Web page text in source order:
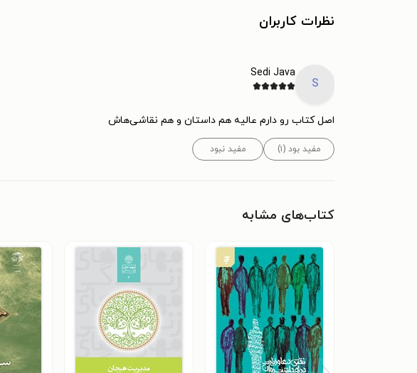
نظرات کاربران
S
Sedi Java
اصل کتاب رو دارم عالیه هم داستان و هم نقاشی‌هاش
مفید بود (۱) مفید نبود
کتاب‌های مشابه